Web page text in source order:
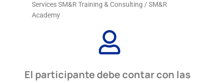
Services SM&R Training & Consulting / SM&R
Academy
El participante debe contar con las